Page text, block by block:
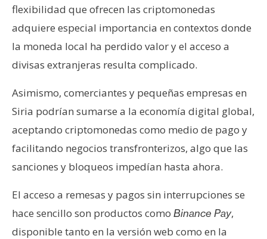
flexibilidad que ofrecen las criptomonedas
adquiere especial importancia en contextos donde
la moneda local ha perdido valor y el acceso a
divisas extranjeras resulta complicado.
Asimismo, comerciantes y pequeñas empresas en
Siria podrían sumarse a la economía digital global,
aceptando criptomonedas como medio de pago y
facilitando negocios transfronterizos, algo que las
sanciones y bloqueos impedían hasta ahora.
El acceso a remesas y pagos sin interrupciones se
hace sencillo son productos como Binance Pay,
disponible tanto en la versión web como en la